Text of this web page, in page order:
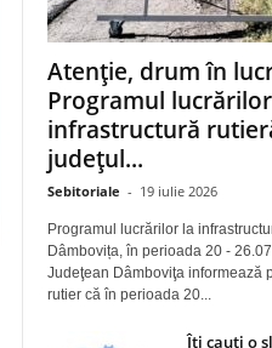
Atenție, drum în
Programul
infrastructură
județul...
Sebitoriale - 19 iulie 2026
Programul lucrărilor la
Dâmbovița, în perioada 20 -
Judeţean Dâmboviţa informează
rutier că în perioada 20...
Îți cauți o